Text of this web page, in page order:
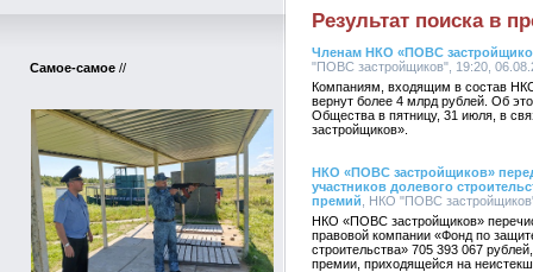
Самое-самое //
Результат поиска в
Членам НКО «ПОВС
"ПОВС застройщиков", 19:20,
Компаниям, входящим в состав
вернут более 4 млрд рублей. Об
Общества в пятницу, 31 июля, в
застройщиков».
НКО «ПОВС застройщиков»
участников долевого
премий , НКО "ПОВС
НКО «ПОВС застройщиков»
правовой компании «Фонд по
строительства» 705 393 067
премии, приходящейся на